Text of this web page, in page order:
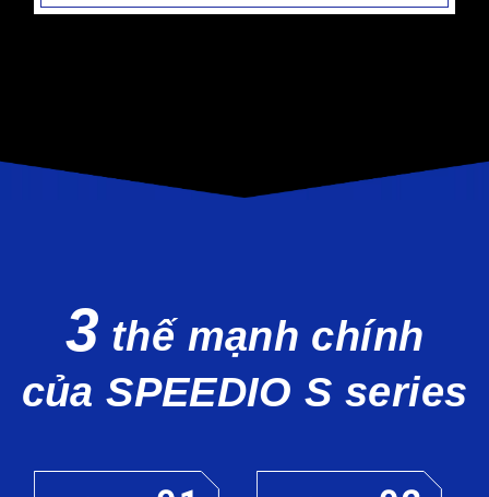
3 thế mạnh chính
của SPEEDIO S series